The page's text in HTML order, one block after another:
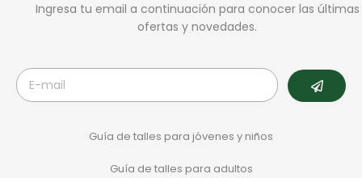
Ingresa tu email a continuación para conocer las últimas
ofertas y novedades.
Guía de talles para jóvenes y niños
Guía de talles para adultos